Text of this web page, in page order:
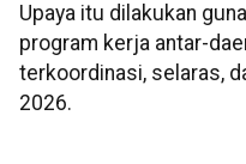
Upaya itu dilakukan
program kerja antar-
terkoordinasi, selaras,
2026.